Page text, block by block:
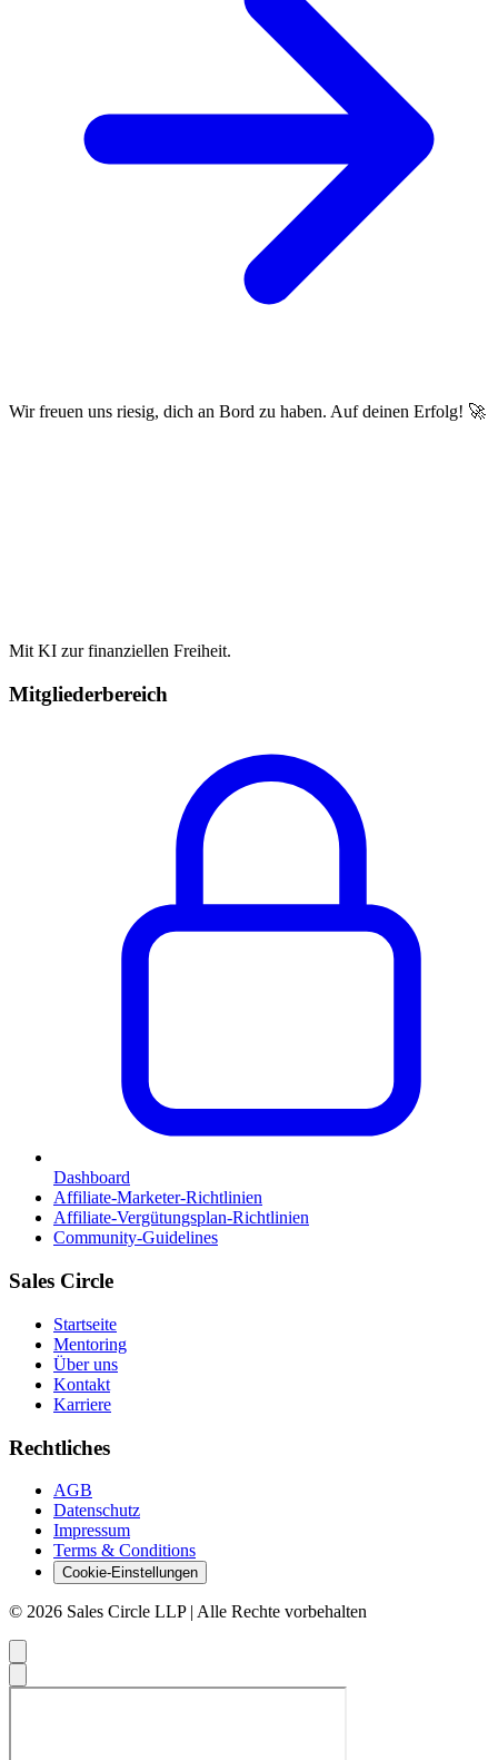
Wir freuen uns riesig, dich an Bord zu haben. Auf deinen Erfolg! 🚀
Mit KI zur finanziellen Freiheit.
Mitgliederbereich
Dashboard
Affiliate-Marketer-Richtlinien
Affiliate-Vergütungsplan-Richtlinien
Community-Guidelines
Sales Circle
Startseite
Mentoring
Über uns
Kontakt
Karriere
Rechtliches
AGB
Datenschutz
Impressum
Terms & Conditions
Cookie-Einstellungen
© 2026 Sales Circle LLP | Alle Rechte vorbehalten